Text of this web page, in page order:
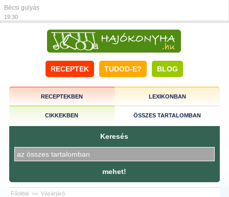
Bécsi gulyás
19:30
RECEPTEK TUDOD-E? BLOG
RECEPTEKBEN LEXIKONBAN
CIKKEKBEN ÖSSZES TARTALOMBAN
Keresés
mehet!
Főoldal >> Vásárjáró